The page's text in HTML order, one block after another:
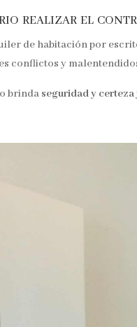
realizar el
de habitación por
conflictos y
brinda seguridad y certeza